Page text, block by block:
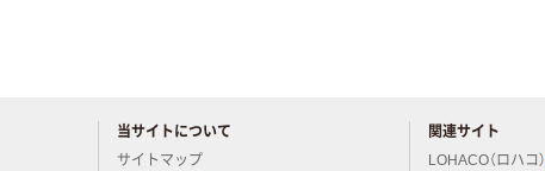
当サイトについて
サイトマップ
関連サイト
LOHACO（ロハコ）